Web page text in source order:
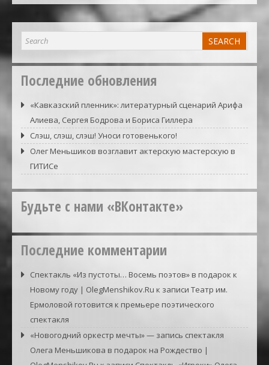
Последние обновления
«Кавказский пленник»: литературный сценарий Арифа
Алиева, Сергея Бодрова и Бориса Гиллера
Слэш, слэш, слэш! Уноси готовенького!
Олег Меньшиков возглавит актерскую мастерскую в
ГИТИСе
Будьте с нами «ВКонтакте»
Последние комментарии
Спектакль «Из пустоты… Восемь поэтов» в подарок к
Новому году | OlegMenshikov.Ru к записи Театр им.
Ермоловой готовится к премьере поэтического
спектакля
«Новогодний оркестр мечты» — запись спектакля
Олега Меньшикова в подарок на Рождество |